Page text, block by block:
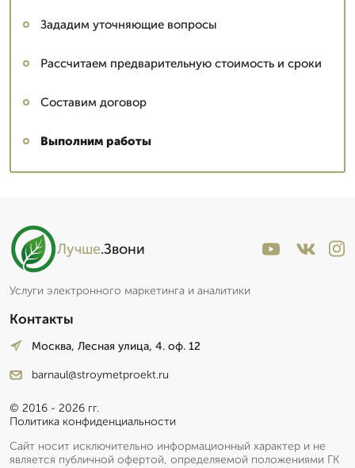
Зададим уточняющие вопросы
Рассчитаем предварительную стоимость и сроки
Составим договор
Выполним работы
Лучше.Звони
Услуги электронного маркетинга и аналитики
Контакты
Москва, Лесная улица, 4. оф. 12
barnaul@stroymetproekt.ru
© 2016 - 2026 гг.
Политика конфиденциальности
Сайт носит исключительно информационный характер и не
является публичной офертой, определяемой положениями ГК